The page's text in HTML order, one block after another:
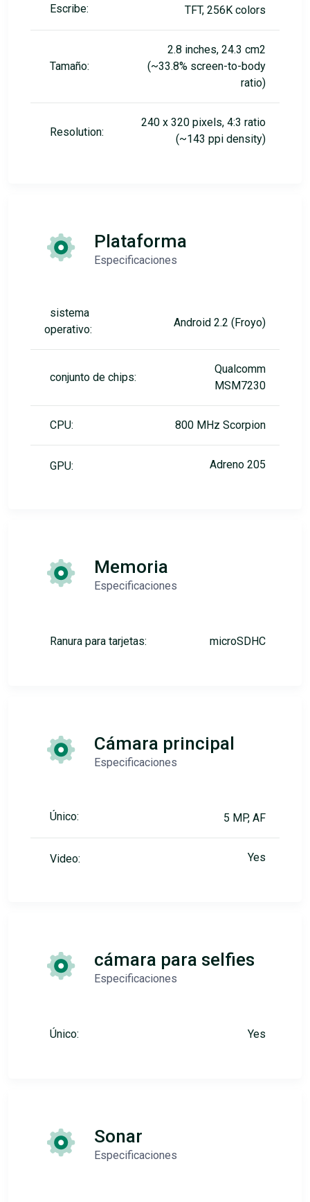
Escribe: TFT, 256K colors
Tamaño:
2.8 inches, 24.3 cm2
(~33.8% screen-to-body
ratio)
Resolution:
240 x 320 pixels, 4:3 ratio
(~143 ppi density)
Plataforma
Especificaciones
sistema
operativo:
Android 2.2 (Froyo)
conjunto de chips:
Qualcomm
MSM7230
CPU: 800 MHz Scorpion
GPU: Adreno 205
Memoria
Especificaciones
Ranura para tarjetas: microSDHC
Cámara principal
Especificaciones
Único: 5 MP, AF
Video: Yes
cámara para selfies
Especificaciones
Único: Yes
Sonar
Especificaciones